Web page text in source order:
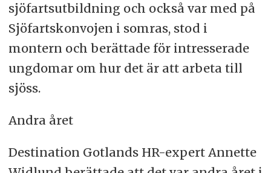
sjöfartsutbildning och också var med på
Sjöfartskonvojen i somras, stod i
montern och berättade för intresserade
ungdomar om hur det är att arbeta till
sjöss.
Andra året
Destination Gotlands HR-expert Annette